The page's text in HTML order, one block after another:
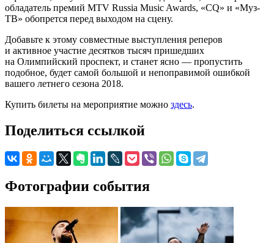
обладатель премий MTV Russia Music Awards, «CQ» и «Муз-
ТВ» обопрется перед выходом на сцену.
Добавьте к этому совместные выступления реперов
и активное участие десятков тысяч пришедших
на Олимпийский проспект, и станет ясно — пропустить
подобное, будет самой большой и непоправимой ошибкой
вашего летнего сезона 2018.
Купить билеты на мероприятие можно здесь.
Поделиться ссылкой
Фотографии события